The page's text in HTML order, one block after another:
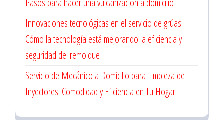
Pasos para hacer una vulcanización a domicilio
Innovaciones tecnológicas en el servicio de grúas:
Cómo la tecnología está mejorando la eficiencia y
seguridad del remolque
Servicio de Mecánico a Domicilio para Limpieza de
Inyectores: Comodidad y Eficiencia en Tu Hogar